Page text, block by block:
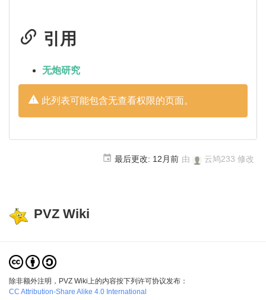
引用
无炮研究
此列表可能包含无查看权限的页面。
最后更改: 12月前 由 云鸠233 修改
PVZ Wiki
除非额外注明，PVZ Wiki上的内容按下列许可协议发布：
CC Attribution-Share Alike 4.0 International